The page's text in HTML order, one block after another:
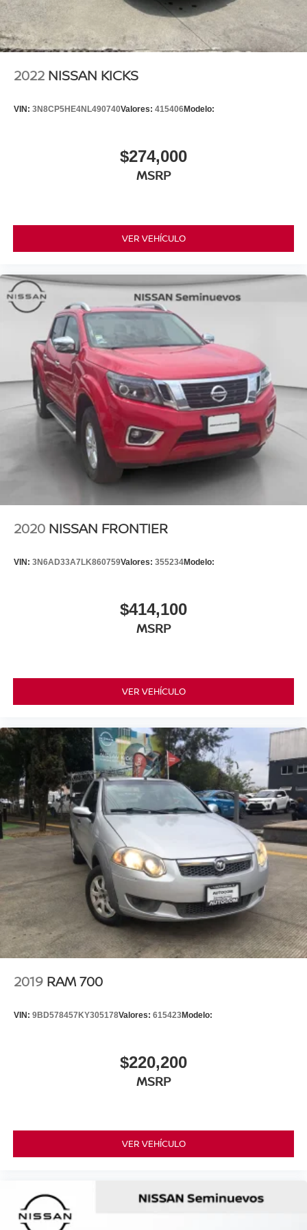
2022 NISSAN KICKS
VIN: 3N8CP5HE4NL490740Valores: 415406Modelo:
$274,000
MSRP
VER VEHÍCULO
2020 NISSAN FRONTIER
VIN: 3N6AD33A7LK860759Valores: 355234Modelo:
$414,100
MSRP
VER VEHÍCULO
2019 RAM 700
VIN: 9BD578457KY305178Valores: 615423Modelo:
$220,200
MSRP
VER VEHÍCULO